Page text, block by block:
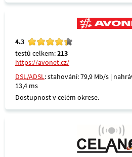
4.3
testů celkem:213
https://avonet.cz/
DSL/ADSL: stahování: 79,9 Mb/s |
13,4 ms
Dostupnost v celém okrese.